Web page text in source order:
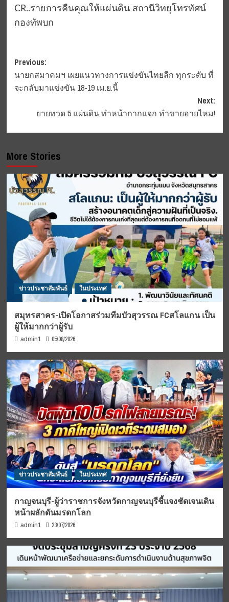
CR..รายการคืนคุณให้แผ่นดิน สถานีวิทยุโทรทัศน์
กองทัพบก
Post
navigation
Previous:
นายกสมาคมฯ เผยแนวทางการแข่งขันไทยลีก​ ทุกระดับ ที่
จะกลับมาแข่งขัน 18-19 เม.ย.​นี้
Next:
ยายทวด 5 แผ่นดิน ทำหน้ากากแจก ทำขายอายไหม!
More Stories
ข่าวประชาสัมพันธ์ ในประเทศ
สมุทรสาคร-เปิดโอกาสร่วมทีมบัวสุวรรณ FCสโลแกน เป็น
ผู้ให้มากกว่าผู้รับ
admin1 05/08/2026
ข่าวประชาสัมพันธ์ ในประเทศ
กาญจนบุรี-ผู้ว่าราชการจังหวัดกาญจนบุรีชี้แจงชัดเจนเดิน
หน้าผลักดันมรดกโลก
admin1 23/07/2026